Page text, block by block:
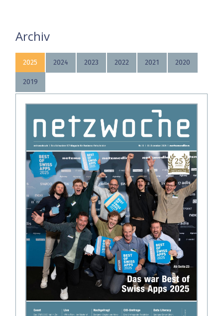
Archiv
2025 2024 2023 2022 2021 2020
2019